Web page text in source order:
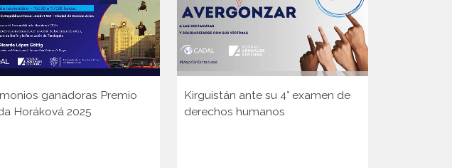
ganadoras Premio
Horáková 2025
Kirguistán ante su 4° examen de
derechos humanos